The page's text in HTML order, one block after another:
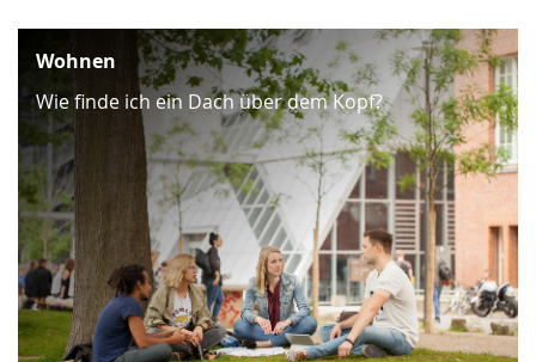
Wohnen
Wie finde ich ein Dach über dem Kopf?